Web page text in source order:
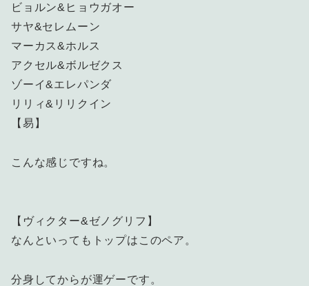
ビョルン&ヒョウガオー
サヤ&セレムーン
マーカス&ホルス
アクセル&ボルゼクス
ゾーイ&エレパンダ
リリィ&リリクイン
【易】
こんな感じですね。
【ヴィクター&ゼノグリフ】
なんといってもトップはこのペア。
分身してからが運ゲーです。